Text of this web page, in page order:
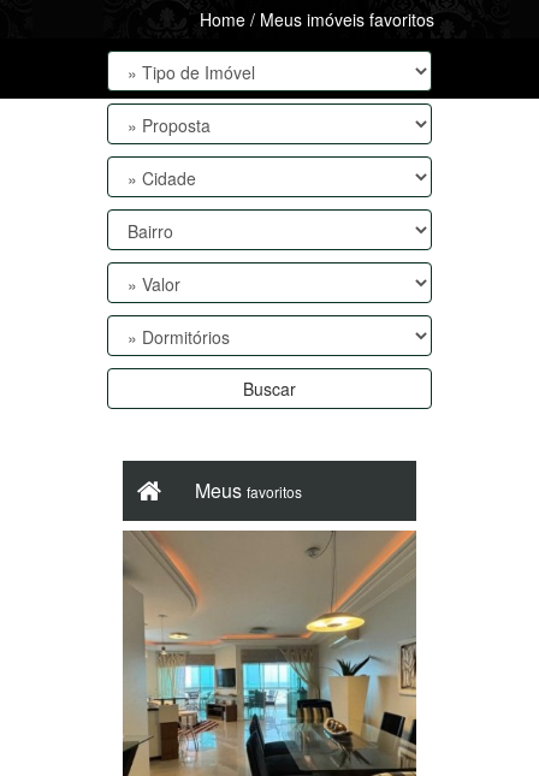
Home / Meus imóveis favoritos
Buscar
Meus favoritos